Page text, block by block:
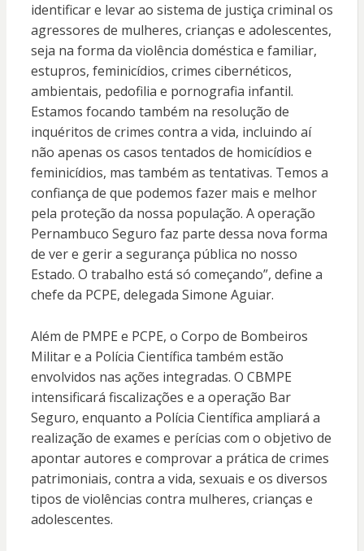
identificar e levar ao sistema de justiça criminal os
agressores de mulheres, crianças e adolescentes,
seja na forma da violência doméstica e familiar,
estupros, feminicídios, crimes cibernéticos,
ambientais, pedofilia e pornografia infantil.
Estamos focando também na resolução de
inquéritos de crimes contra a vida, incluindo aí
não apenas os casos tentados de homicídios e
feminicídios, mas também as tentativas. Temos a
confiança de que podemos fazer mais e melhor
pela proteção da nossa população. A operação
Pernambuco Seguro faz parte dessa nova forma
de ver e gerir a segurança pública no nosso
Estado. O trabalho está só começando”, define a
chefe da PCPE, delegada Simone Aguiar.
Além de PMPE e PCPE, o Corpo de Bombeiros
Militar e a Polícia Científica também estão
envolvidos nas ações integradas. O CBMPE
intensificará fiscalizações e a operação Bar
Seguro, enquanto a Polícia Científica ampliará a
realização de exames e perícias com o objetivo de
apontar autores e comprovar a prática de crimes
patrimoniais, contra a vida, sexuais e os diversos
tipos de violências contra mulheres, crianças e
adolescentes.